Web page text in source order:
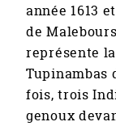
année 1613
de
représente
Tupinambas
fois, trois
genoux